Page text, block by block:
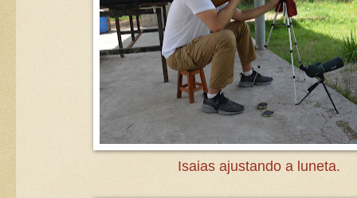
Isaias ajustando a luneta.